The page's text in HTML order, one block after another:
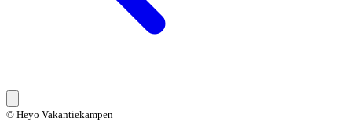
© Heyo Vakantiekampen